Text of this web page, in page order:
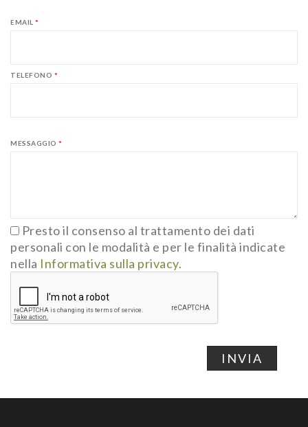
EMAIL *
TELEFONO *
MESSAGGIO *
Presto il consenso al trattamento dei dati
personali con le modalità e per le finalità indicate
nella Informativa sulla privacy.
INVIA